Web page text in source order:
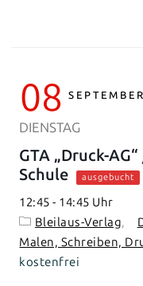
08 SEPTEMBER
DIENSTAG
GTA „Druck-
Schule
ausgebucht
12:45 - 14:45
Bleilaus-Verlag
Malen, Schreiben,
kostenfrei